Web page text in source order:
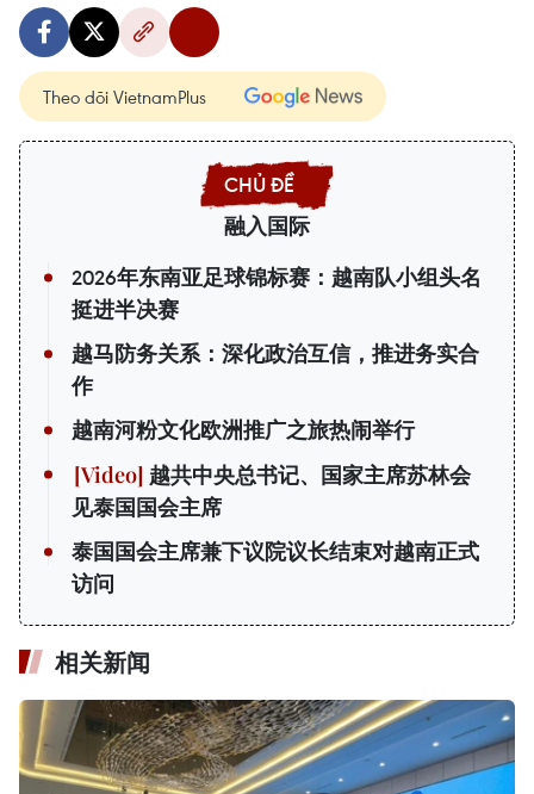
Theo dõi VietnamPlus
融入国际
2026年东南亚足球锦标赛：越南队小组头名
挺进半决赛
越马防务关系：深化政治互信，推进务实合
作
越南河粉文化欧洲推广之旅热闹举行
越共中央总书记、国家主席苏林会
见泰国国会主席
泰国国会主席兼下议院议长结束对越南正式
访问
相关新闻